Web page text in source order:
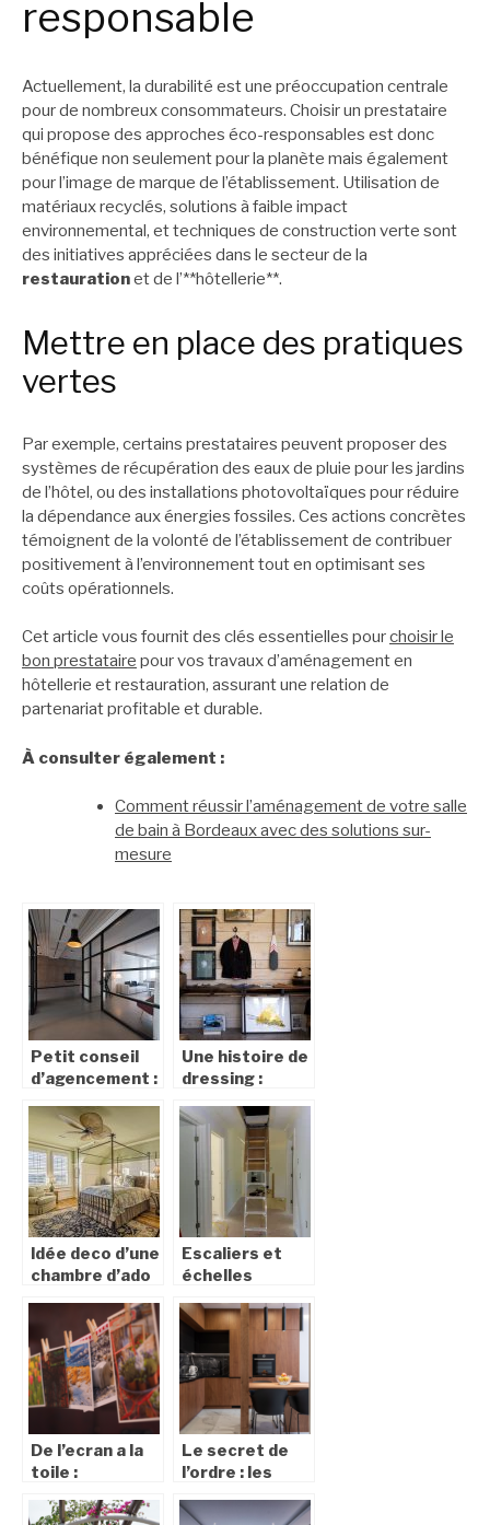
responsable
Actuellement, la durabilité est une préoccupation centrale
pour de nombreux consommateurs. Choisir un prestataire
qui propose des approches éco-responsables est donc
bénéfique non seulement pour la planète mais également
pour l’image de marque de l’établissement. Utilisation de
matériaux recyclés, solutions à faible impact
environnemental, et techniques de construction verte sont
des initiatives appréciées dans le secteur de la
restaurationet de l’**hôtellerie**.
Mettre en place des pratiques
vertes
Par exemple, certains prestataires peuvent proposer des
systèmes de récupération des eaux de pluie pour les jardins
de l’hôtel, ou des installations photovoltaïques pour réduire
la dépendance aux énergies fossiles. Ces actions concrètes
témoignent de la volonté de l’établissement de contribuer
positivement à l’environnement tout en optimisant ses
coûts opérationnels.
Cet article vous fournit des clés essentielles pourchoisir le
bon prestataire pour vos travaux d’aménagement en
hôtellerie et restauration, assurant une relation de
partenariat profitable et durable.
À consulter également :
Comment réussir l’aménagement de votre salle
de bain à Bordeaux avec des solutions sur-
mesure
Petit conseil
d’agencement :
Une histoire de
dressing :
Idée deco d’une
chambre d’ado
Escaliers et
échelles
Ce qu’il faut
De l’ecran a la
toile :
vos photos en
Le secret de
l’ordre : les
placards et